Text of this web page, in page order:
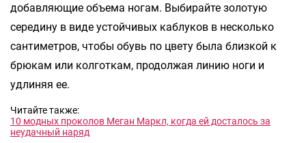
добавляющие объема ногам. Выбирайте золотую
середину в виде устойчивых каблуков в несколько
сантиметров, чтобы обувь по цвету была близкой к
брюкам или колготкам, продолжая линию ноги и
удлиняя ее.
Читайте также:
10 модных проколов Меган Маркл, когда ей досталось за
неудачный наряд